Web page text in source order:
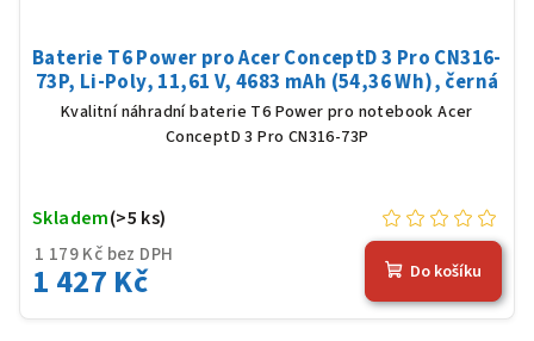
Baterie T6 Power pro Acer ConceptD 3 Pro CN316-
73P, Li-Poly, 11,61 V, 4683 mAh (54,36 Wh), černá
Kvalitní náhradní baterie T6 Power pro notebook Acer
ConceptD 3 Pro CN316-73P
1 179 Kč bez DPH
1 427 Kč
Skladem(>5 ks)
Do košíku